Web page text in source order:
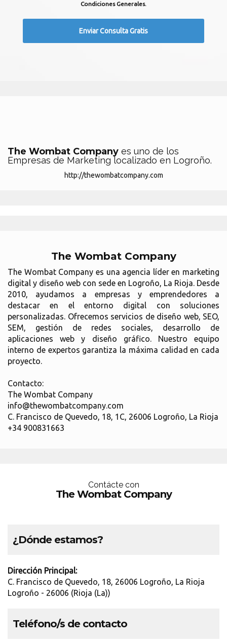
Condiciones Generales.
The Wombat Company es uno de los
Empresas de Marketing localizado en Logroño.
http://thewombatcompany.com
The Wombat Company
The Wombat Company es una agencia líder en marketing
digital y diseño web con sede en Logroño, La Rioja. Desde
2010, ayudamos a empresas y emprendedores a
destacar en el entorno digital con soluciones
personalizadas. Ofrecemos servicios de diseño web, SEO,
SEM, gestión de redes sociales, desarrollo de
aplicaciones web y diseño gráfico. Nuestro equipo
interno de expertos garantiza la máxima calidad en cada
proyecto.
Contacto:
The Wombat Company
info@thewombatcompany.com
C. Francisco de Quevedo, 18, 1C, 26006 Logroño, La Rioja
+34 900831663
Contácte con
The Wombat Company
¿Dónde estamos?
Dirección Principal:
C. Francisco de Quevedo, 18, 26006 Logroño, La Rioja
Logroño - 26006 (Rioja (La))
Teléfono/s de contacto